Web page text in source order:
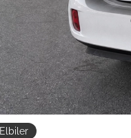
Elbiler